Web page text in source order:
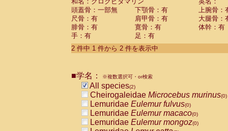
Cebidae Cebusspp.(0)
Cebidae Saimiri boliviensis
Cebidae Saimiri sciureus
Atelidae Alouatta caraya
AtelidaeAlouatta fusca
AtelidaeAlouatta seniculus
AtelidaeAteles belzebuth
AtelidaeAteles geoffroyi
AtelidaeAteles paniscus(0)
AtelidaeAtelesspp. (0)
AtelidaeLagothrix lagothricha
AtelidaeLagothrix lagothricha cana
PitheciidaeCacajao calvus
頭蓋骨：一部無
下顎骨：有
上腕骨：
尺骨：有
肩甲骨：有
大腿骨：
腓骨：有
寛骨：有
体幹：有
手：有
足：有
2 件中 1 件から 2 件を表示中
■学名： ※複数選択可・or検索
All species(2)
Cheirogaleidae Microcebus murinus(0)
Lemuridae Eulemur fulvus(0)
Lemuridae Eulemur macaco(0)
Lemuridae Eulemur mongoz(0)